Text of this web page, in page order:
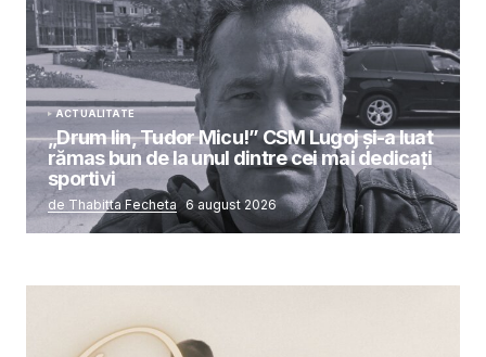
ACTUALITATE
„Drum lin, Tudor Micu!” CSM Lugoj și-a luat
rămas bun de la unul dintre cei mai dedicați
sportivi
de Thabitta Fecheta 6 august 2026